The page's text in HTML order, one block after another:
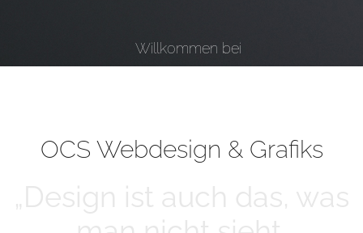
Willkommen bei
OCS Webdesign & Grafiks